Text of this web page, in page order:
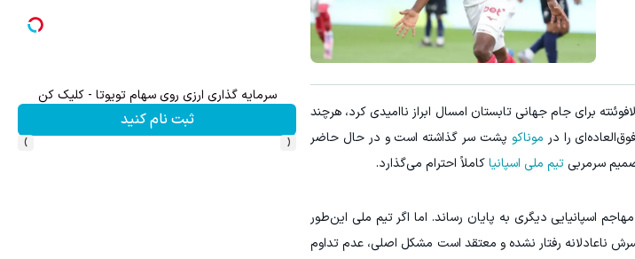
برای جام جهانی تابستان امسال ابراز ناامیدی کرد، هرچند
را در موناکو پشت سر گذاشته است و در حال حاضر
سرمربی تیم ملی اسپانیاکاملاً احترام می‌گذارد.
اسپانیایی دیگری به پایان رساند. اما اگر تیم ملی این‌طور
ناعادلانه رفتار نشده و معتقد است مشکل اصلی، عدم تداوم
سرمایه گذاری ارزی روی سهام تویوتا - کلیک کن
ثبت نام کنید
‹
›